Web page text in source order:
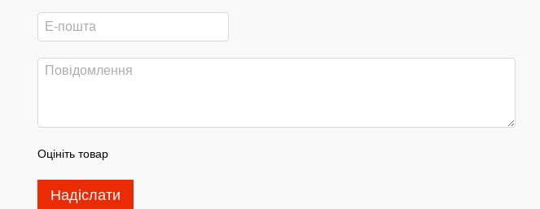
Оцініть товар
Надіслати